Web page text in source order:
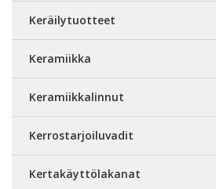
Keräilytuotteet
Keramiikka
Keramiikkalinnut
Kerrostarjoiluvadit
Kertakäyttölakanat